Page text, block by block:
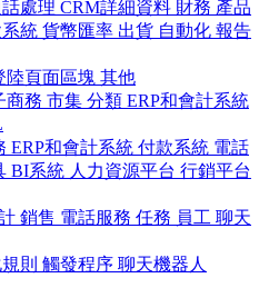
處理 CRM詳細資料 財務 產品
統 貨幣匯率 出貨 自動化 報告
陸頁面區塊 其他
商務 市集 分類 ERP和會計系統
ERP和會計系統 付款系統 電話
BI系統 人力資源平台 行銷平台
銷售 電話服務 任務 員工 聊天
則 觸發程序 聊天機器人